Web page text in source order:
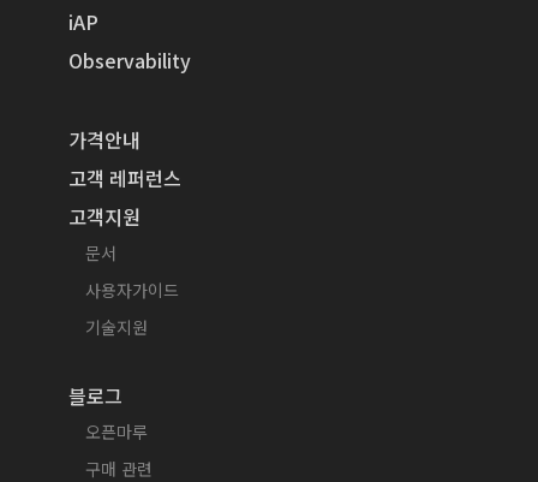
iAP
Observability
가격안내
고객 레퍼런스
고객지원
문서
사용자가이드
기술지원
블로그
오픈마루
구매 관련